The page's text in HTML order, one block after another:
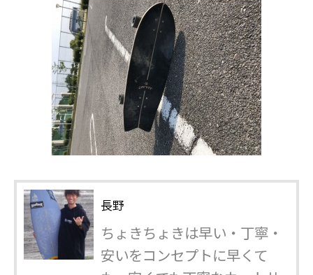
長野
ちょきちょきは早い・丁寧・
安いをコンセプトに早くて